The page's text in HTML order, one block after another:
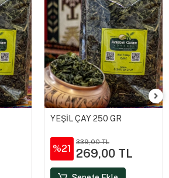
YEŞİL ÇAY 250 GR
%21
339,00 TL
269,00 TL